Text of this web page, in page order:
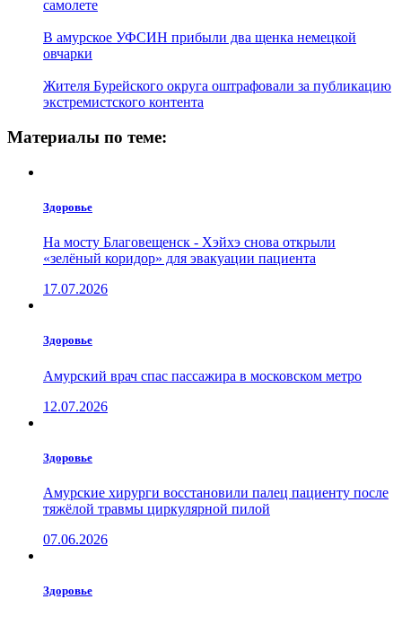
самолете
В амурское УФСИН прибыли два щенка немецкой
овчарки
Жителя Бурейского округа оштрафовали за публикацию
экстремистского контента
Материалы по теме:
Здоровье
На мосту Благовещенск - Хэйхэ снова открыли
«зелёный коридор» для эвакуации пациента
17.07.2026
Здоровье
Амурский врач спас пассажира в московском метро
12.07.2026
Здоровье
Амурские хирурги восстановили палец пациенту после
тяжёлой травмы циркулярной пилой
07.06.2026
Здоровье